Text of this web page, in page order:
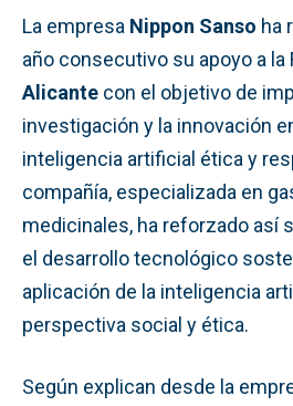
La empresa Nippon Sanso ha
año consecutivo su apoyo a la
Alicante con el objetivo de
investigación y la innovación
inteligencia artificial ética y
compañía, especializada en
medicinales, ha reforzado así
el desarrollo tecnológico
aplicación de la inteligencia
perspectiva social y ética.
Según explican desde la